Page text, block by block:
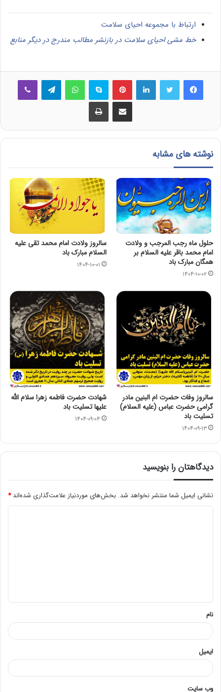
ارتباط با مجموعه احیای سلامت
خط مشی احیای سلامت در بازنشر مطالب مندرج در دیگر منابع
فیس بوک لینکدین ‫پین‌ترست اسکایپ واتس آپ
اشتراک گذاری از طریق ایمیل چاپ
نوشته های مشابه
حلول ماه رجب المرجب و ولادت
امام محمد باقر علیه السلام بر
همگان مبارک باد
۱۴۰۴-۱۰-۰۲
سالروز ولادت امام محمد تقی عليه
السلام مبارک باد
۱۴۰۴-۱۰-۰۱
سالروز وفات حضرت ام البنین مادر
گرامی حضرت عباس (علیه السلام)
تسلیت باد
۱۴۰۴-۰۹-۱۳
شهادت حضرت فاطمه زهرا سلام الله
علیها تسلیت باد
۱۴۰۴-۰۹-۰۴
دیدگاهتان را بنویسید
نشانی ایمیل شما منتشر نخواهد شد. بخش‌های موردنیاز علامت‌گذاری شده‌اند*
*
نام
ایمیل
وب‌ سایت